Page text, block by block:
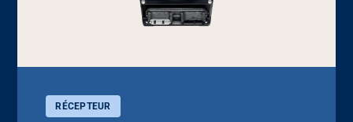
RÉCEPTEUR